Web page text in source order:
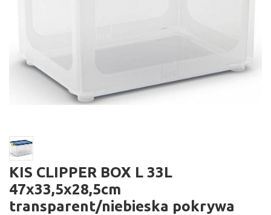
KIS CLIPPER BOX L 33L
47x33,5x28,5cm
transparent/niebieska pokrywa